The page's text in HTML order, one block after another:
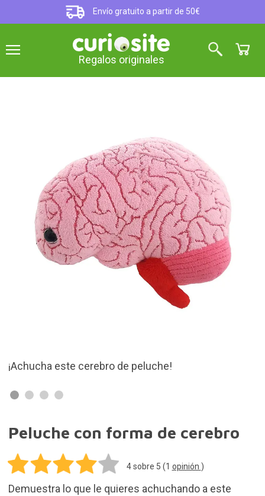
Envío gratuito a partir de 50€
Regalos originales
Repleto de pliegues neurales para
Peluche con forma de cerebro
sobre 5 ( opinión